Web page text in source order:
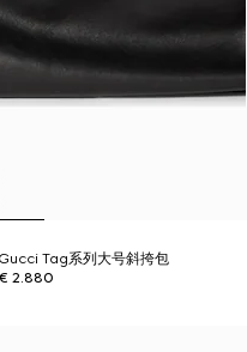
Gucci Tag系列大号斜挎包
€ 2.880